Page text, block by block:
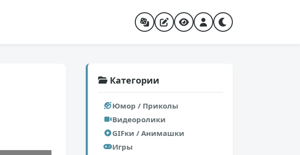
Категории
Юмор / Приколы
Видеоролики
GIFки / Анимашки
Игры